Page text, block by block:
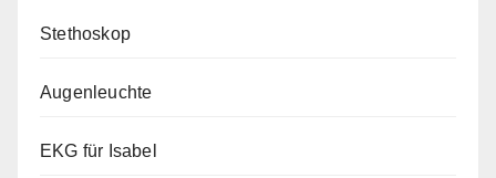
Stethoskop
Augenleuchte
EKG für Isabel